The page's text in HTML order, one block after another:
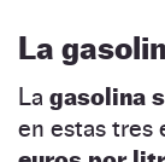
La
La gasolina
en estas tres